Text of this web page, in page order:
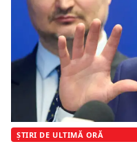
ȘTIRI DE ULTIMĂ ORĂ